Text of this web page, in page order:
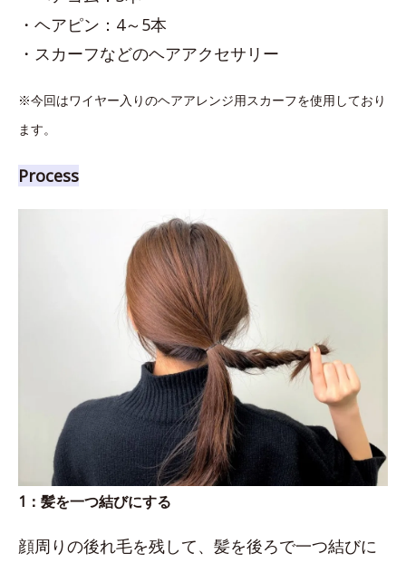
・ヘアピン：4～5本
・スカーフなどのヘアアクセサリー
※今回はワイヤー入りのヘアアレンジ用スカーフを使用しており
ます。
Process
1：髪を一つ結びにする
顔周りの後れ毛を残して、髪を後ろで一つ結びに